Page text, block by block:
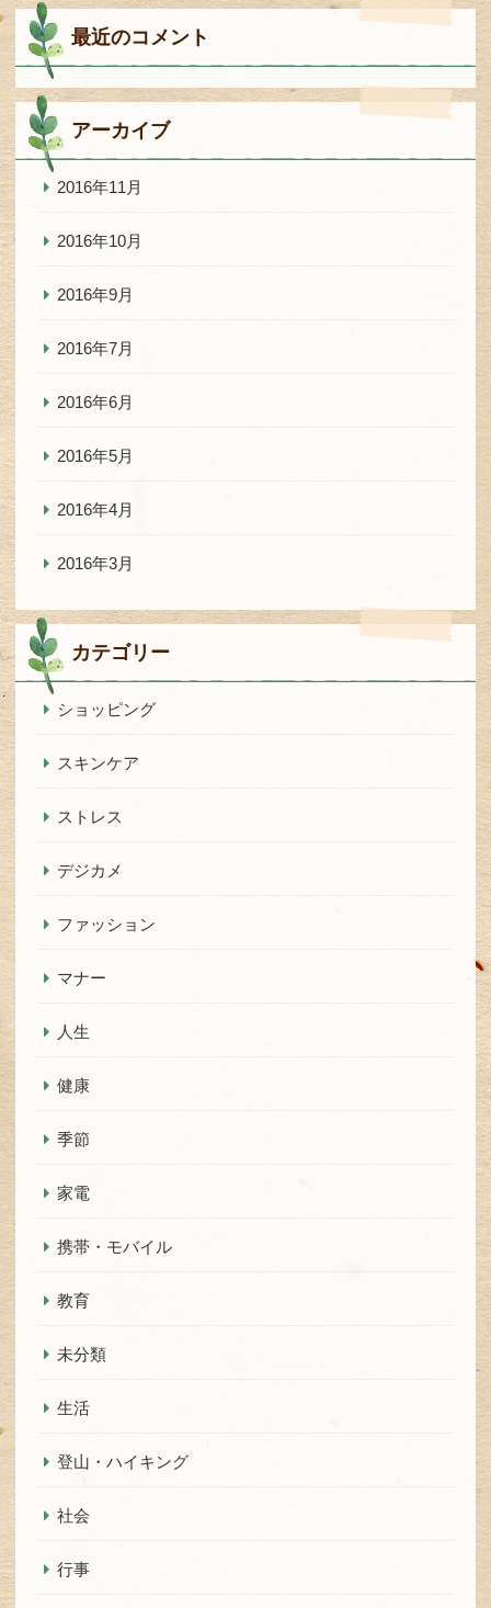
最近のコメント
アーカイブ
2016年11月
2016年10月
2016年9月
2016年7月
2016年6月
2016年5月
2016年4月
2016年3月
カテゴリー
ショッピング
スキンケア
ストレス
デジカメ
ファッション
マナー
人生
健康
季節
家電
携帯・モバイル
教育
未分類
生活
登山・ハイキング
社会
行事